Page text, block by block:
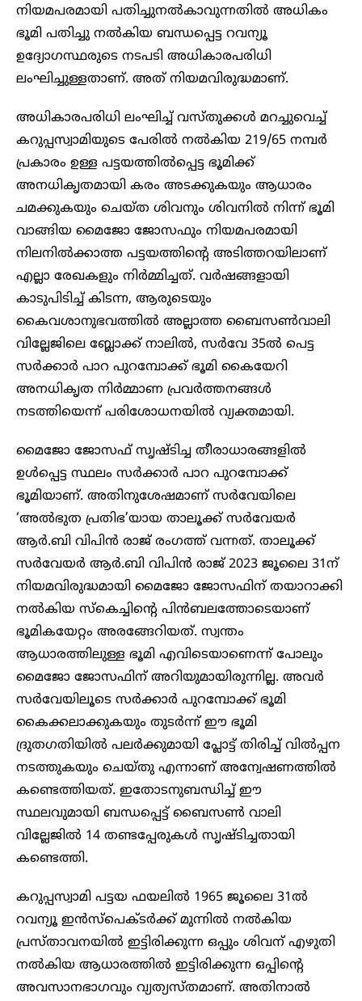
നിയമപരമായി പതിച്ചുനൽകാവുന്നതിൽ അധികം
ഭൂമി പതിച്ചു നൽകിയ ബന്ധപ്പെട്ട റവന്യൂ
ഉദ്യോഗസ്ഥരുടെ നടപടി അധികാരപരിധി
ലംഘിച്ചുള്ളതാണ്. അത് നിയമവിരുദ്ധമാണ്.
അധികാരപരിധി ലംഘിച്ച് വസ്തുക്കൾ മറച്ചുവെച്ച്
കറുപ്പസ്വാമിയുടെ പേരിൽ നൽകിയ 219/65 നമ്പർ
പ്രകാരം ഉള്ള പട്ടയത്തിൽപ്പെട്ട ഭൂമിക്ക്
അനധികൃതമായി കരം അടക്കുകയും ആധാരം
ചമക്കുകയും ചെയ്ത ശിവനും ശിവനിൽ നിന്ന് ഭൂമി
വാങ്ങിയ മൈജോ ജോസഫും നിയമപരമായി
നിലനിൽക്കാത്ത പട്ടയത്തിന്റെ അടിത്തറയിലാണ്
എല്ലാ രേഖകളും നിർമ്മിച്ചത്. വർഷങ്ങളായി
കാടുപിടിച്ച് കിടന്ന, ആരുടെയും
കൈവശാനുഭവത്തിൽ അല്ലാത്ത ബൈസൺവാലി
വില്ലേജിലെ ബ്ലോക്ക് നാലിൽ, സർവേ 35ൽ പെട്ട
സർക്കാർ പാറ പുറമ്പോക്ക് ഭൂമി കൈയേറി
അനധികൃത നിർമ്മാണ പ്രവർത്തനങ്ങൾ
നടത്തിയെന്ന് പരിശോധനയിൽ വ്യക്തമായി.
മൈജോ ജോസഫ് സൃഷ്ടിച്ച തീരാധാരങ്ങളിൽ
ഉൾപ്പെട്ട സ്ഥലം സർക്കാർ പാറ പുറമ്പോക്ക്
ഭൂമിയാണ്. അതിനുശേഷമാണ് സർവേയിലെ
‘അൽഭുത പ്രതിഭ’യായ താലൂക്ക് സർവേയർ
ആർ.ബി വിപിൻ രാജ് രംഗത്ത് വന്നത്. താലൂക്ക്
സർവേയർ ആർ.ബി വിപിൻ രാജ് 2023 ജൂലൈ 31ന്
നിയമവിരുദ്ധമായി മൈജോ ജോസഫിന് തയാറാക്കി
നൽകിയ സ്കെച്ചിന്റെ പിൻബലത്തോടെയാണ്
ഭൂമികയേറ്റം അരങ്ങേറിയത്. സ്വന്തം
ആധാരത്തിലുള്ള ഭൂമി എവിടെയാണെന്ന് പോലും
മൈജോ ജോസഫിന് അറിയുമായിരുന്നില്ല. അവർ
സർവേയിലൂടെ സർക്കാർ പുറമ്പോക്ക് ഭൂമി
കൈക്കലാക്കുകയും തുടർന്ന് ഈ ഭൂമി
ദ്രുതഗതിയിൽ പലർക്കുമായി പ്ലോട്ട് തിരിച്ച് വിൽപ്പന
നടത്തുകയും ചെയ്തു എന്നാണ് അന്വേഷണത്തിൽ
കണ്ടെത്തിയത്. ഇതോടനുബന്ധിച്ച് ഈ
സ്ഥലവുമായി ബന്ധപ്പെട്ട് ബൈസൺ വാലി
വില്ലേജിൽ 14 തണ്ടപ്പേരുകൾ സൃഷ്ടിച്ചതായി
കണ്ടെത്തി.
കറുപ്പസ്വാമി പട്ടയ ഫയലിൽ 1965 ജൂലൈ 31ൽ
റവന്യൂ ഇൻസ്പെക്ടർക്ക് മുന്നിൽ നൽകിയ
പ്രസ്താവനയിൽ ഇട്ടിരിക്കുന്ന ഒപ്പും ശിവന് എഴുതി
നൽകിയ ആധാരത്തിൽ ഇട്ടിരിക്കുന്ന ഒപ്പിന്റെ
അവസാനഭാഗവും വ്യത്യസ്തമാണ്. അതിനാൽ